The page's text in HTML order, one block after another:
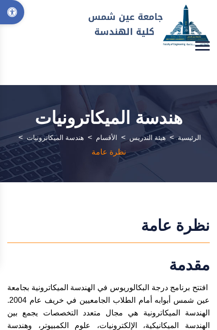
هندسة الميكاترونيات
الرئيسية > هيئة التدريس > الأقسام > هندسة الميكاترونيات >
نظرة عامة
نظرة عامة
مقدمة
افتتح برنامج درجة البكالوريوس في الهندسة الميكاترونية بجامعة
عين شمس أبوابه أمام الطلاب الجامعيين في خريف عام 2004.
الهندسة الميكاترونية هي مجال متعدد التخصصات يجمع بين
الهندسة الميكانيكية، الإلكترونيات، علوم الكمبيوتر، وهندسة